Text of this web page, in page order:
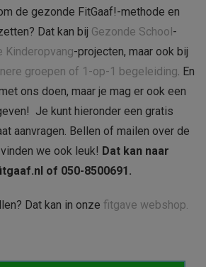
de gezonde FitGaaf!-methode en
Dat kan bij Gezonde School-
Kinderopvang-projecten, maar ook bij
groepen of 1-op-1 begeleiding . En
ons doen, maar je mag er ook een
Je kunt hieronder een gratis
aanvragen. Bellen of mailen over de
we ook leuk! Dat kan naar
of 050-8500691.
Dat kan in onze fitgave webshop.